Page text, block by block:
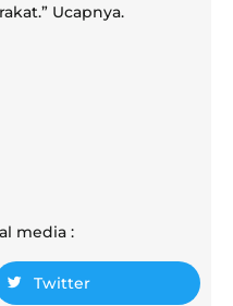
Ucapnya.
media :
Twitter